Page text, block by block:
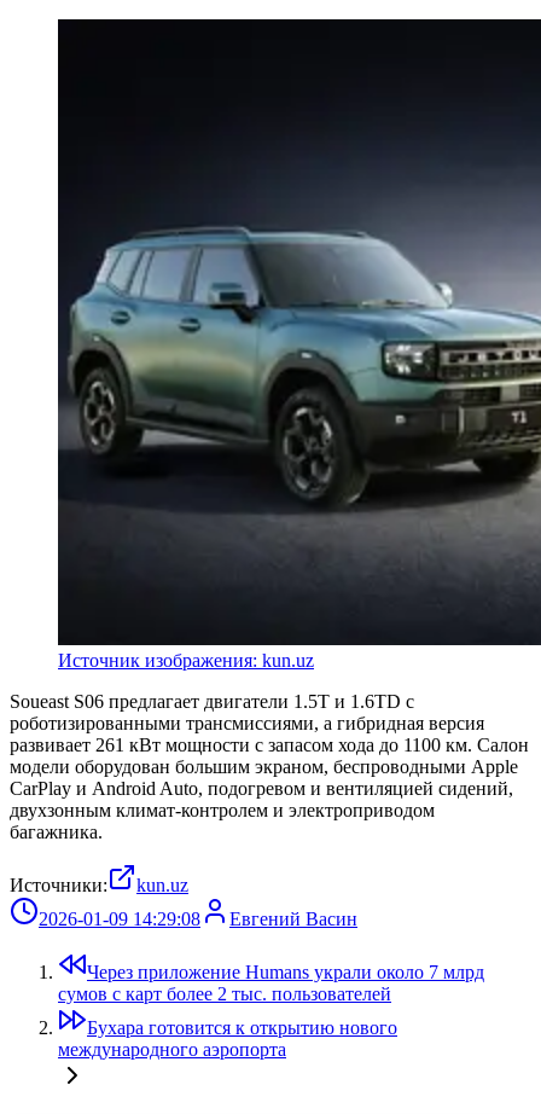
Источник изображения: kun.uz
Soueast S06 предлагает двигатели 1.5T и 1.6TD с
роботизированными трансмиссиями, а гибридная версия
развивает 261 кВт мощности с запасом хода до 1100 км. Салон
модели оборудован большим экраном, беспроводными Apple
CarPlay и Android Auto, подогревом и вентиляцией сидений,
двухзонным климат-контролем и электроприводом
багажника.
Источники:
kun.uz
2026-01-09 14:29:08
Евгений Васин
Через приложение Humans украли около 7 млрд
сумов с карт более 2 тыс. пользователей
Бухара готовится к открытию нового
международного аэропорта